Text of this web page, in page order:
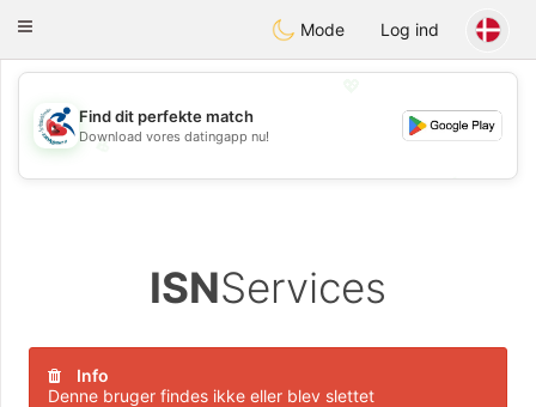
Handi Space
Toggle
Mode Log ind
💖
💕
Find dit perfekte match
Download vores datingapp nu!
ISNServices
Info
Denne bruger findes ikke eller blev slettet